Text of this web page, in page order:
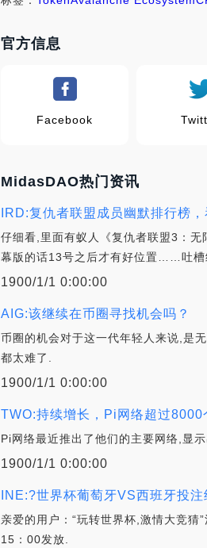
官方信息
Facebook
MidasDAO热门资讯
IRD:复仇者联盟成员幽默排行榜
仔细看,里面有蚁人《复仇者联盟3：
幕版的话13号之后才有好位置……吐槽
1900/1/1 0:00:00
AIG:该继续在币圈寻找机会吗？
币圈的机会对于这一代年轻人来说,是
都太难了.
1900/1/1 0:00:00
TWO:持续增长，Pi网络超过8000
Pi网络最近推出了他们的主要网络,显
1900/1/1 0:00:00
INE:?世界杯葡萄牙VS西班牙投注
亲爱的用户：“玩转世界杯,激情大竞
15：00发放.